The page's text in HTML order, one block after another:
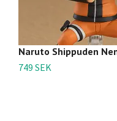
Naruto Shippuden
749 SEK